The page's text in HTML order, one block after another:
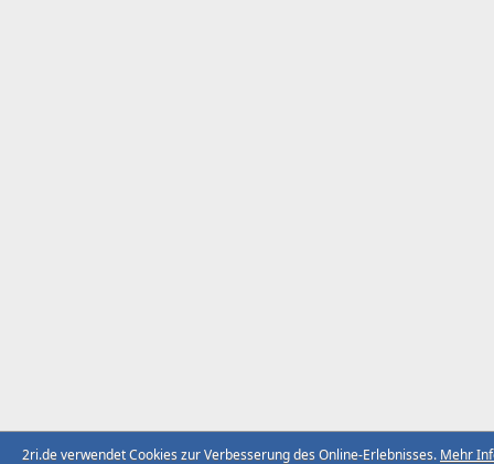
2ri.de verwendet Cookies zur Verbesserung des Online-Erlebnisses. Mehr